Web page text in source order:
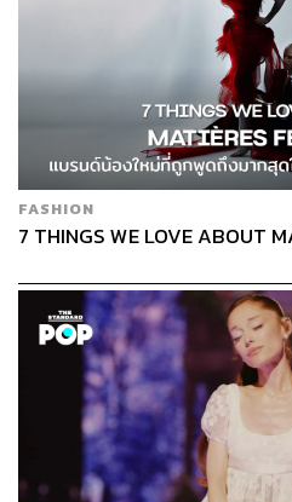
FASHION
7 THINGS WE LOVE ABOUT